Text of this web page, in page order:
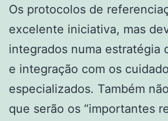
Os protocolos de
excelente iniciativa, mas
integrados numa estratégia
e integração com os
especializados. Também
que serão os “importantes